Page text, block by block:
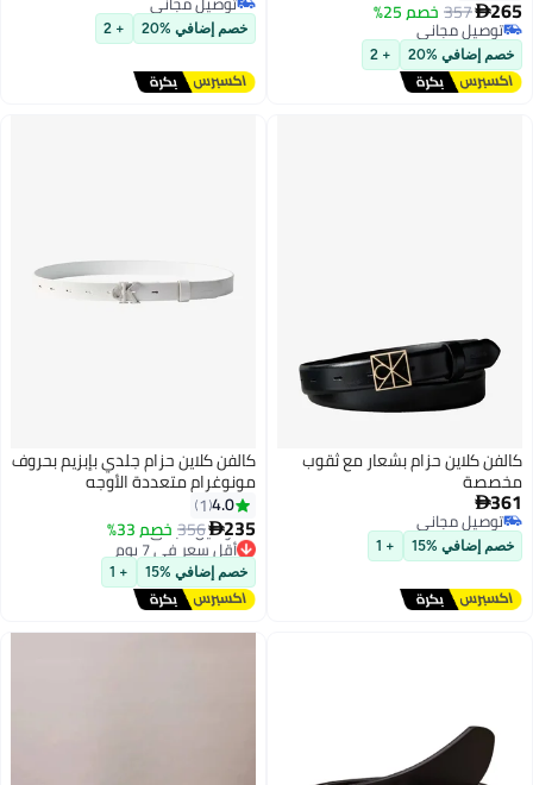
265
357 خصم 25%
توصيل مجاني
توصيل مجاني
خصم إضافي %20 + 2
توصيل مجاني
خصم إضافي %20 + 2
2
كالفن كلاين حزام بشعار مع ثقوب
مخصصة
361
توصيل مجاني
توصيل مجاني
خصم إضافي %15 + 1
3
كالفن كلاين حزام جلدي بإبزيم بحروف
مونوغرام متعددة الأوجه
4.0
1
235
356 خصم 33%
أقل سعر في 7 يوم
توصيل مجاني
أقل سعر في 7 يوم
خصم إضافي %15 + 1